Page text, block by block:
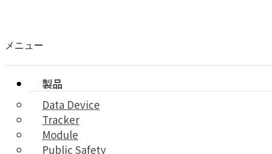
メニュー
製品
Data Device
Tracker
Module
Public Safety